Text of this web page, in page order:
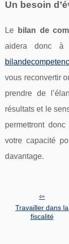
Un besoin
Le bilan de
aidera donc à
vous reconvertir
prendre de
résultats et le
permettront
votre capacité
davantage.
Travailler dans la
fiscalité